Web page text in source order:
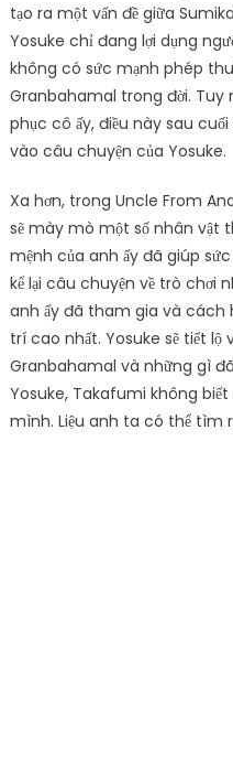
tạo ra một vấn đề giữa
Yosuke chỉ đang lợi dụng
không có sức mạnh phép
Granbahamal trong đời. Tuy
phục cô ấy, điều này sau
vào câu chuyện của Yosuke.
Xa hơn, trong Uncle From
sẽ mày mò một số nhân vật
mệnh của anh ấy đã giúp
kể lại câu chuyện về trò chơi
anh ấy đã tham gia và cách
trí cao nhất. Yosuke sẽ tiết lộ
Granbahamal và những gì
Yosuke, Takafumi không
mình. Liệu anh ta có thể tìm